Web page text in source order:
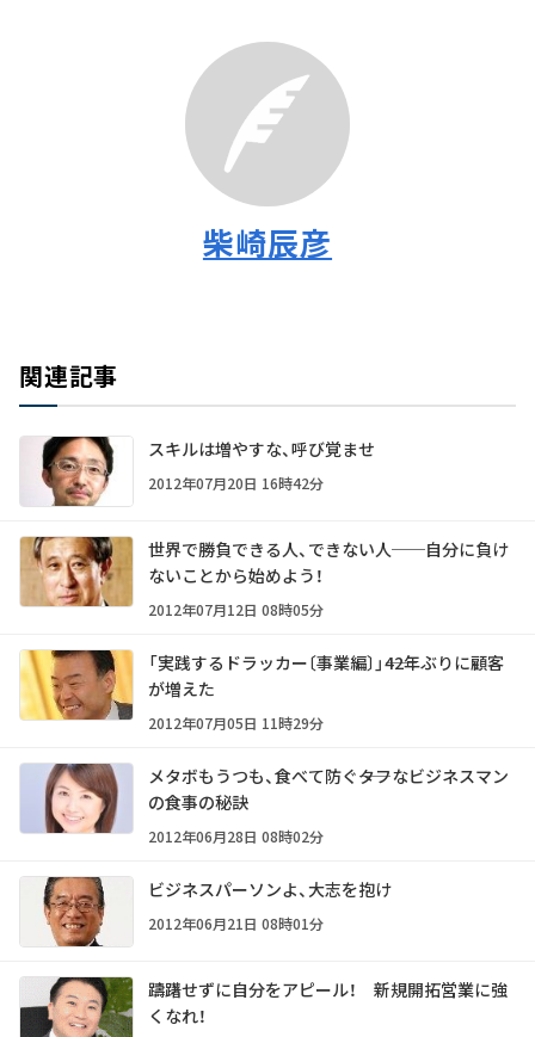
柴崎辰彦
関連記事
スキルは増やすな、呼び覚ませ
2012年07月20日 16時42分
世界で勝負できる人、できない人──自分に負け
ないことから始めよう！
2012年07月12日 08時05分
「実践するドラッカー〔事業編〕」――42年ぶりに顧客
が増えた
2012年07月05日 11時29分
メタボもうつも、食べて防ぐ――タフなビジネスマン
の食事の秘訣
2012年06月28日 08時02分
ビジネスパーソンよ、大志を抱け
2012年06月21日 08時01分
躊躇せずに自分をアピール！ 新規開拓営業に強
くなれ！